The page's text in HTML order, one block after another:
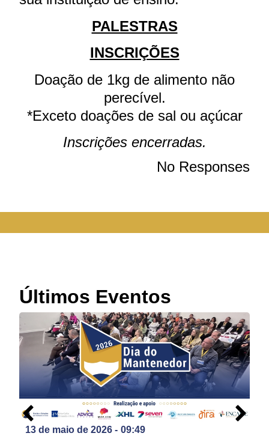
PALESTRAS
INSCRIÇÕES
Doação de 1kg de alimento não
perecível.
*Exceto doações de sal ou açúcar
Inscrições encerradas.
No Responses
Últimos Eventos
13 de maio de 2026 - 09:49